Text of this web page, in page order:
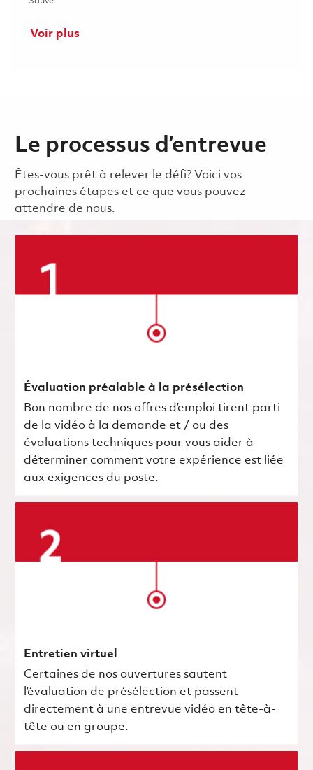
Voir plus
Le processus d’entrevue
Êtes-vous prêt à relever le défi? Voici vos
prochaines étapes et ce que vous pouvez
attendre de nous.
Évaluation préalable à la présélection
Bon nombre de nos offres d’emploi tirent parti
de la vidéo à la demande et / ou des
évaluations techniques pour vous aider à
déterminer comment votre expérience est liée
aux exigences du poste.
Entretien virtuel
Certaines de nos ouvertures sautent
l’évaluation de présélection et passent
directement à une entrevue vidéo en tête-à-
tête ou en groupe.